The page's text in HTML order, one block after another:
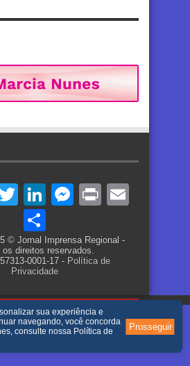
TwitterLinkedIn
Messenger
Print
© Jornal Imprensa Regional -
os direitos reservados.
0001-17 - Política de
Privacidade
sua experiência e
navegando, você concorda
consulte nossa Política de
Prosseguir